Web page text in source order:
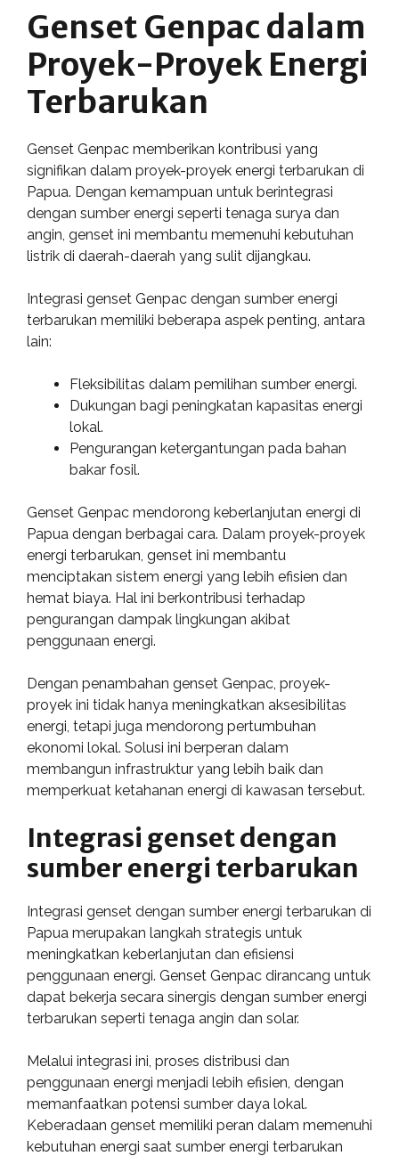
Genset Genpac dalam
Proyek-Proyek Energi
Terbarukan
Genset Genpac memberikan kontribusi yang
signifikan dalam proyek-proyek energi terbarukan di
Papua. Dengan kemampuan untuk berintegrasi
dengan sumber energi seperti tenaga surya dan
angin, genset ini membantu memenuhi kebutuhan
listrik di daerah-daerah yang sulit dijangkau.
Integrasi genset Genpac dengan sumber energi
terbarukan memiliki beberapa aspek penting, antara
lain:
Fleksibilitas dalam pemilihan sumber energi.
Dukungan bagi peningkatan kapasitas energi
lokal.
Pengurangan ketergantungan pada bahan
bakar fosil.
Genset Genpac mendorong keberlanjutan energi di
Papua dengan berbagai cara. Dalam proyek-proyek
energi terbarukan, genset ini membantu
menciptakan sistem energi yang lebih efisien dan
hemat biaya. Hal ini berkontribusi terhadap
pengurangan dampak lingkungan akibat
penggunaan energi.
Dengan penambahan genset Genpac, proyek-
proyek ini tidak hanya meningkatkan aksesibilitas
energi, tetapi juga mendorong pertumbuhan
ekonomi lokal. Solusi ini berperan dalam
membangun infrastruktur yang lebih baik dan
memperkuat ketahanan energi di kawasan tersebut.
Integrasi genset dengan
sumber energi terbarukan
Integrasi genset dengan sumber energi terbarukan di
Papua merupakan langkah strategis untuk
meningkatkan keberlanjutan dan efisiensi
penggunaan energi. Genset Genpac dirancang untuk
dapat bekerja secara sinergis dengan sumber energi
terbarukan seperti tenaga angin dan solar.
Melalui integrasi ini, proses distribusi dan
penggunaan energi menjadi lebih efisien, dengan
memanfaatkan potensi sumber daya lokal.
Keberadaan genset memiliki peran dalam memenuhi
kebutuhan energi saat sumber energi terbarukan